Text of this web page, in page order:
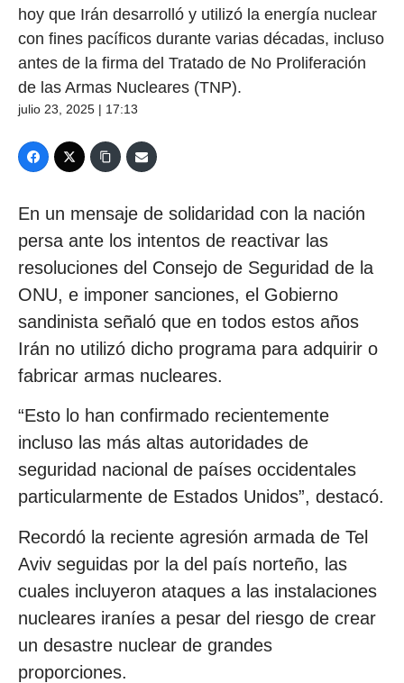
hoy que Irán desarrolló y utilizó la energía nuclear
con fines pacíficos durante varias décadas, incluso
antes de la firma del Tratado de No Proliferación
de las Armas Nucleares (TNP).
julio 23, 2025 | 17:13
En un mensaje de solidaridad con la nación
persa ante los intentos de reactivar las
resoluciones del Consejo de Seguridad de la
ONU, e imponer sanciones, el Gobierno
sandinista señaló que en todos estos años
Irán no utilizó dicho programa para adquirir o
fabricar armas nucleares.
“Esto lo han confirmado recientemente
incluso las más altas autoridades de
seguridad nacional de países occidentales
particularmente de Estados Unidos”, destacó.
Recordó la reciente agresión armada de Tel
Aviv seguidas por la del país norteño, las
cuales incluyeron ataques a las instalaciones
nucleares iraníes a pesar del riesgo de crear
un desastre nuclear de grandes
proporciones.